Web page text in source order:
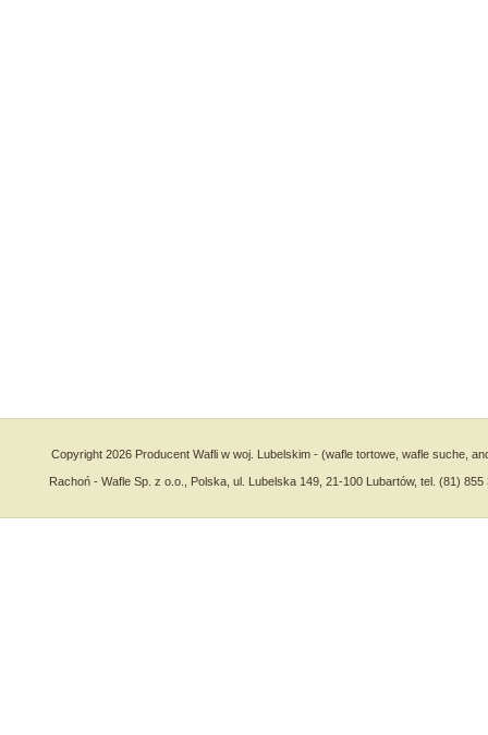
Copyright 2026 Producent Wafli w woj. Lubelskim - (wafle tortowe, wafle suche,
Rachoń - Wafle Sp. z o.o., Polska, ul. Lubelska 149, 21-100 Lubartów, tel. (81) 855